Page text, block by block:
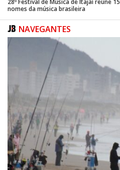
28º Festival de Música de Itajaí reúne
nomes da música brasileira
NAVEGANTES